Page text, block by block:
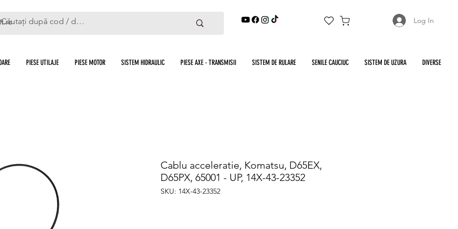
Log In
PIESE UTILAJE PIESE MOTOR SISTEM HIDRAULIC PIESE AXE - TRANSMISII SISTEM DE RULARE SENILE CAUCIUC SISTEM DE UZURA DIVERSE
Cablu acceleratie, Komatsu, D65EX,
D65PX, 65001 - UP, 14X-43-23352
SKU: 14X-43-23352